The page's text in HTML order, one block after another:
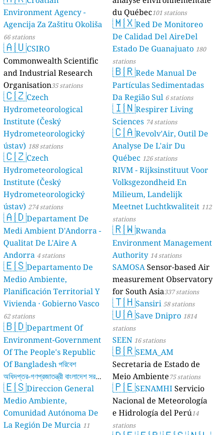
Environment Agency -
Agencija Za Zaštitu Okoliša
66 stations
🇦🇺CSIRO
Commonwealth Scientific
and Industrial Research
Organisation35 stations
🇨🇿Czech
Hydrometeorological
Institute (Český
Hydrometeorologický
ústav) 188 stations
🇨🇿Czech
Hydrometeorological
Institute (Český
Hydrometeorologický
ústav) 274 stations
🇦🇩Departament De
Medi Ambient D'Andorra -
Qualitat De L'Aire A
Andorra 4 stations
🇪🇸Departamento De
Medio Ambiente,
Planificación Territorial Y
Vivienda · Gobierno Vasco
62 stations
🇧🇩Department Of
Environment-Government
Of The People's Republic
Of Bangladesh পরিবেশ
অধিদপ্তর-গণপ্রজাতন্ত্রী বাংলাদেশ সরকার
17 stations
🇪🇸Direccion General
Medio Ambiente,
Comunidad Autónoma De
La Región De Murcia 11
du Québec101 stations
🇲🇽Red De Monitoreo
De Calidad Del AireDel
Estado De Guanajuato 180
stations
🇧🇷Rede Manual De
Partículas Sedimentadas
Da Região Sul 6 stations
🇮🇳Respirer Living
Sciences 74 stations
🇨🇦Revolv'Air, Outil De
Analyse De L'air Du
Québec 126 stations
RIVM - Rijksinstituut Voor
Volksgezondheid En
Milieum, Landelijk
Meetnet Luchtkwaliteit 112
stations
🇷🇼Rwanda
Environment Management
Authority 14 stations
SAMOSASensor-based Air
measurement Observatory
for South Asia337 stations
🇹🇭Sansiri 58 stations
🇺🇦Save Dnipro 1814
stations
SEEN 16 stations
🇧🇷SEMA_AM
Secretaria de Estado de
Meio Ambiente75 stations
🇵🇪SENAMHIServicio
Nacional de Meteorología
e Hidrología del Perú14
stations